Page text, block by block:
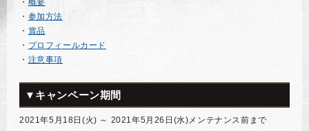
・ 概要
・ 参加方法
・ 賞品
・ プロフィールカード
・ 注意事項
▼キャンペーン期間
2021年5月18日(火) ～ 2021年5月26日(水)メンテナンス前まで